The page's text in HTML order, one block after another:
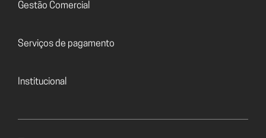
Gestão Comercial
Serviços de pagamento
Institucional